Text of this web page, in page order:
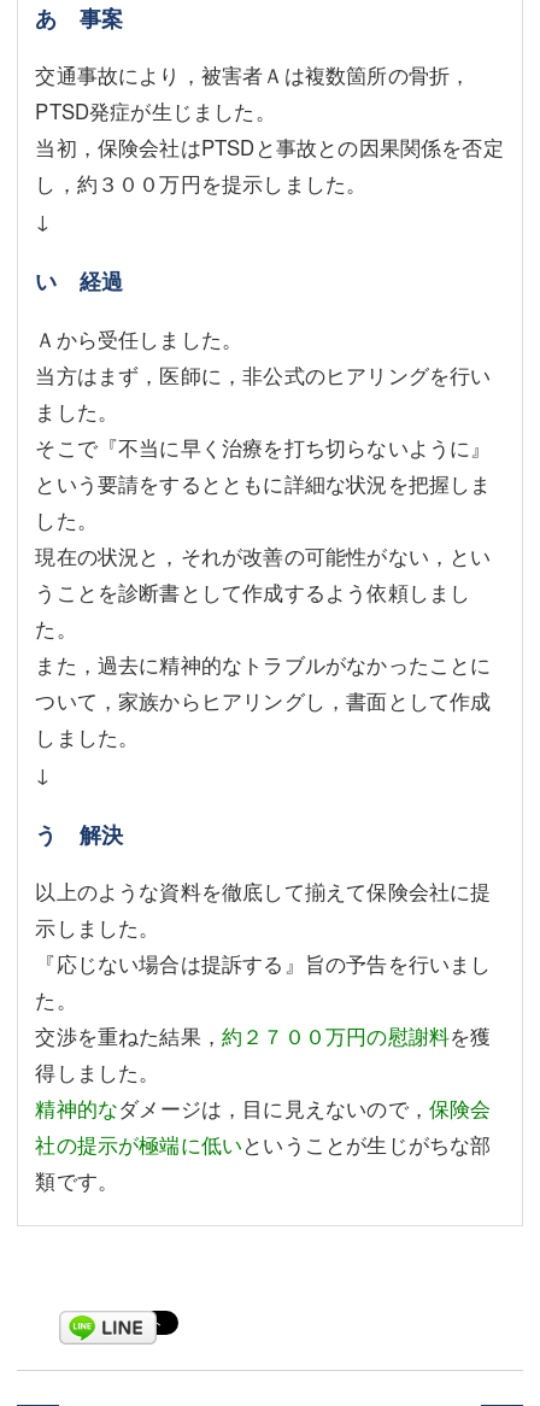
離婚（夫婦間トラブル）
企業法務
労働問題（解雇，残業等）
刑事弁護
交通事故
不動産登記
商業登記
調査・書面作成
債務整理
マスコミ取材・実績
アクセス
東京事務所 (新宿・四谷)
埼玉事務所 (さいたま市)
川口事務所（埼玉県川口市）
企業法務
労働問題（解雇，残業等）
刑事弁護
交通事故
不動産登記
商業登記
調査・書面作成
債務整理
マスコミ取材・実績
アクセス
東京事務所 (新宿・四谷)
埼玉事務所 (さいたま市)
川口事務所（埼玉県川口市）
お問い合せフォーム
あ 事案
交通事故により，被害者Ａは複数箇所の骨折，
PTSD発症が生じました。
当初，保険会社はPTSDと事故との因果関係を否定
し，約３００万円を提示しました。
↓
い 経過
Ａから受任しました。
当方はまず，医師に，非公式のヒアリングを行い
ました。
そこで『不当に早く治療を打ち切らないように』
という要請をするとともに詳細な状況を把握しま
した。
現在の状況と，それが改善の可能性がない，とい
うことを診断書として作成するよう依頼しまし
た。
また，過去に精神的なトラブルがなかったことに
ついて，家族からヒアリングし，書面として作成
しました。
↓
う 解決
以上のような資料を徹底して揃えて保険会社に提
示しました。
『応じない場合は提訴する』旨の予告を行いまし
た。
交渉を重ねた結果，約２７００万円の慰謝料を獲
得しました。
精神的なダメージは，目に見えないので， 保険会
社の提示が極端に低いということが生じがちな部
類です。